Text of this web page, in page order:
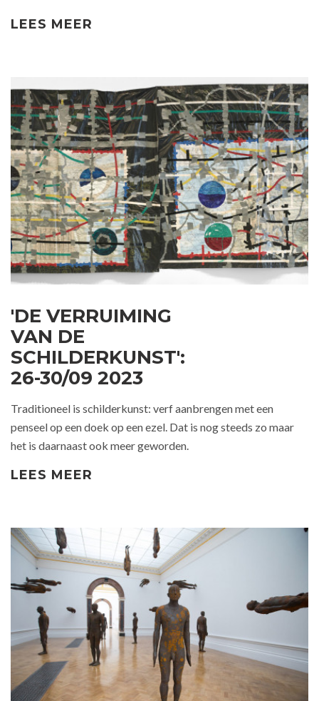
LEES MEER
'DE VERRUIMING
VAN DE
SCHILDERKUNST':
26-30/09 2023
Traditioneel is schilderkunst: verf aanbrengen met een
penseel op een doek op een ezel. Dat is nog steeds zo maar
het is daarnaast ook meer geworden.
LEES MEER